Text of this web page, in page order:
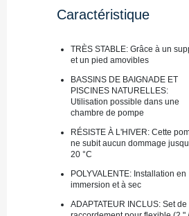
Caractéristique
TRÈS STABLE: Grâce à un
et un pied amovibles
BASSINS DE BAIGNADE ET
PISCINES NATURELLES:
Utilisation possible dans une
chambre de pompe
RÉSISTE À L'HIVER: Cette
ne subit aucun dommage
20 °C
POLYVALENTE: Installation en
immersion et à sec
ADAPTATEUR INCLUS: Set de